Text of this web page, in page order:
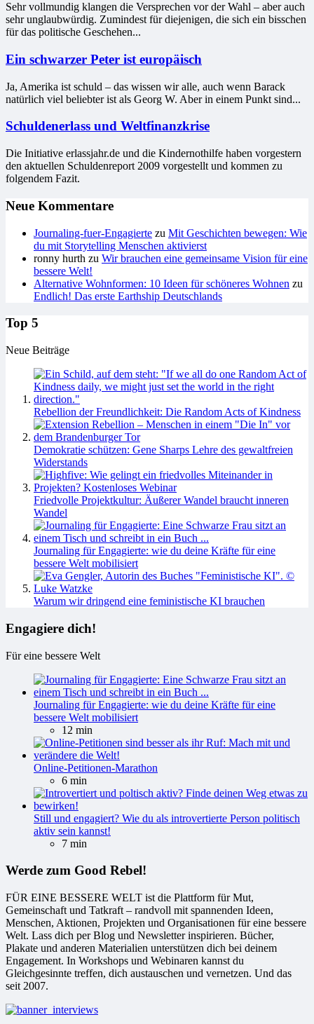
Sehr vollmundig klangen die Versprechen vor der Wahl – aber auch
sehr unglaubwürdig. Zumindest für diejenigen, die sich ein bisschen
für das politische Geschehen...
Ein schwarzer Peter ist europäisch
Ja, Amerika ist schuld – das wissen wir alle, auch wenn Barack
natürlich viel beliebter ist als Georg W. Aber in einem Punkt sind...
Schuldenerlass und Weltfinanzkrise
Die Initiative erlassjahr.de und die Kindernothilfe haben vorgestern
den aktuellen Schuldenreport 2009 vorgestellt und kommen zu
folgendem Fazit.
Neue Kommentare
Journaling-fuer-Engagierte zu Mit Geschichten bewegen: Wie
du mit Storytelling Menschen aktivierst
ronny hurth zu Wir brauchen eine gemeinsame Vision für eine
bessere Welt!
Alternative Wohnformen: 10 Ideen für schöneres Wohnen zu
Endlich! Das erste Earthship Deutschlands
Top 5
Neue Beiträge
Rebellion der Freundlichkeit: Die Random Acts of Kindness
Demokratie schützen: Gene Sharps Lehre des gewaltfreien
Widerstands
Friedvolle Projektkultur: Äußerer Wandel braucht inneren
Wandel
Journaling für Engagierte: wie du deine Kräfte für eine
bessere Welt mobilisiert
Warum wir dringend eine feministische KI brauchen
Engagiere dich!
Für eine bessere Welt
Journaling für Engagierte: wie du deine Kräfte für eine
bessere Welt mobilisiert
12 min
Online-Petitionen-Marathon
6 min
Still und engagiert? Wie du als introvertierte Person politisch
aktiv sein kannst!
7 min
Werde zum Good Rebel!
FÜR EINE BESSERE WELT ist die Plattform für Mut,
Gemeinschaft und Tatkraft – randvoll mit spannenden Ideen,
Menschen, Aktionen, Projekten und Organisationen für eine bessere
Welt. Lass dich per Blog und Newsletter inspirieren. Bücher,
Plakate und anderen Materialien unterstützen dich bei deinem
Engagement. In Workshops und Webinaren kannst du
Gleichgesinnte treffen, dich austauschen und vernetzen. Und das
seit 2007.